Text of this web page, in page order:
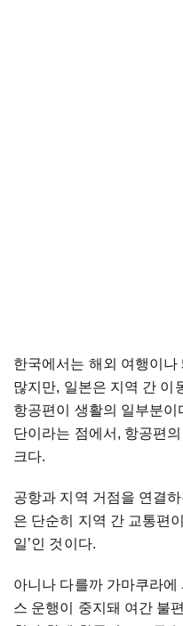
한국에서는 해외 여행이
많지만, 일본은 지역 간 이
항공편이 생활의 일부분
단이라는 점에서, 항공편
크다.
공항과 지역 거점을 연결
은 단순히 지역 간 교통편
일’인 것이다.
아니나 다를까 가마쿠라
스 운행이 중지돼 여간 불